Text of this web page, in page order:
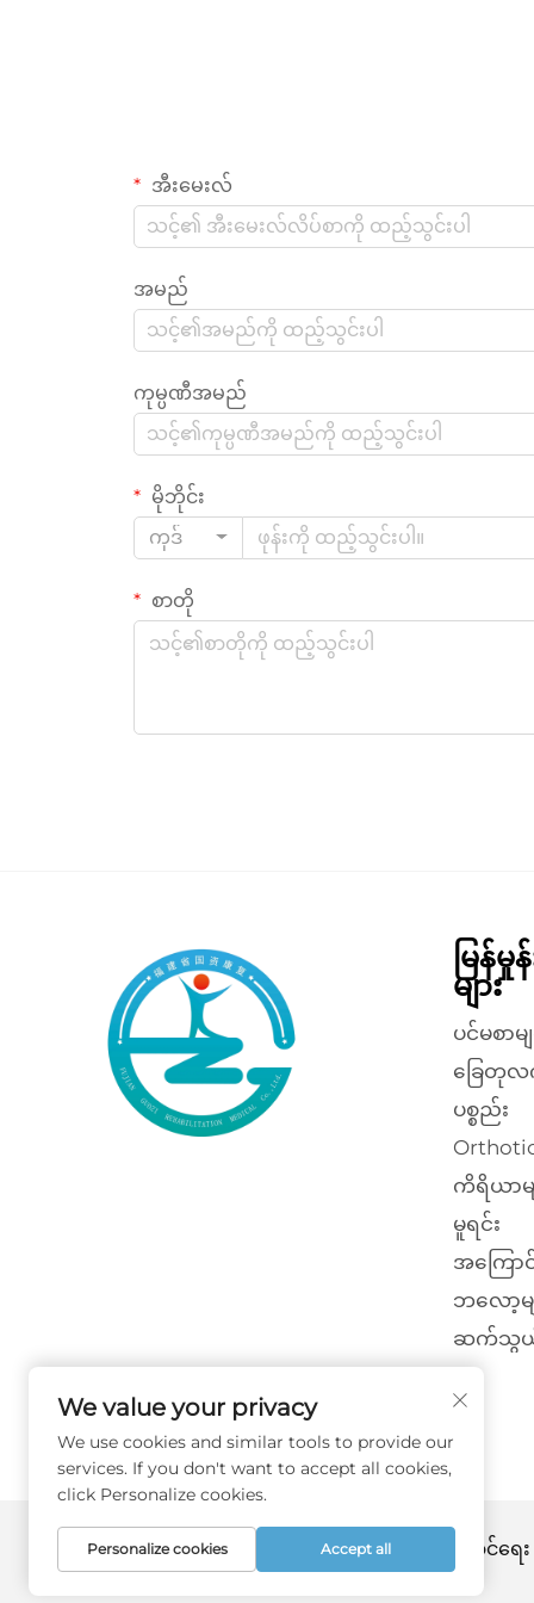
အီးမေးလ်
အမည်
ကုမ္ပဏီအမည်
မိုဘိုင်း
ကုဒ်
စာတို
မြန်
များ
ပင်မစာမ
ခြေတု
ပစ္စည်း
ကိရိယာမ
မူရင်း
အကြော
ဘလော့မျ
ဆက်သွ
မူပိုင်ခွင့် © ၂၀၂၆ ဖုကျန်း ဂွို့ဇီ ပြန်လည်ထူထောင်ရ
ကာကွယ်ထားသည် -လျှို့ဝှက်မှုမူဝါဒ
We value your privacy
We use cookies and similar tools to provide our
services. If you don't want to accept all cookies,
click Personalize cookies.
Personalize cookies Accept all